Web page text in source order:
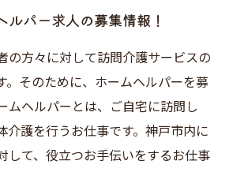
ルパー求人の募集情報！
の方々に対して訪問介護サービスの
。そのために、ホームヘルパーを募
ムヘルパーとは、ご自宅に訪問し
介護を行うお仕事です。神戸市内に
して、役立つお手伝いをするお仕事